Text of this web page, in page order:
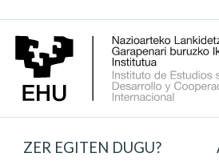
ZER EGITEN DUGU?